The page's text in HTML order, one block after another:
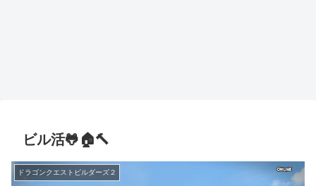
ビル活🐸🏠🔨
ドラゴンクエストビルダーズ２